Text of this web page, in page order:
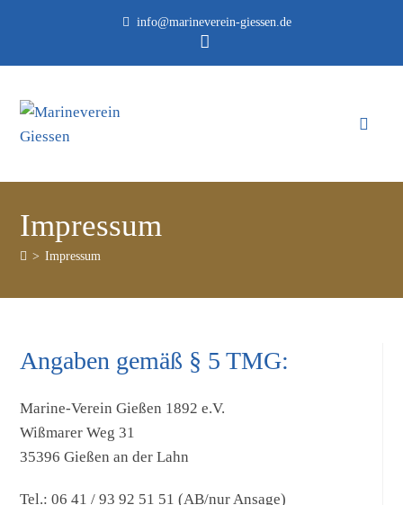
info@marineverein-giessen.de
Impressum
> Impressum
Angaben gemäß § 5 TMG:
Marine-Verein Gießen 1892 e.V.
Wißmarer Weg 31
35396 Gießen an der Lahn
Tel.: 06 41 / 93 92 51 51 (AB/nur Ansage)